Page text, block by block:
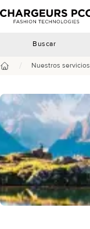
Chargeurs PCC
Buscar
/ Nuestros servicios